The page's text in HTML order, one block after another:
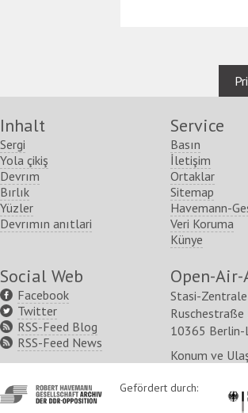
Inhalt
Sergi
Yola çikiş
Devrım
Bırlık
Yüzler
Devrımın anıtlari
Service
Basın
İletişim
Ortaklar
Sitemap
Havemann-
Veri Koruma
Künye
Social Web
Facebook
Twitter
RSS-Feed Blog
RSS-Feed News
Open-
Stasi-Zentrale
Ruschestraße
10365 Berlin-
Konum ve
http://www.havemann-
gesellschaft.de/
Gefördert durch: